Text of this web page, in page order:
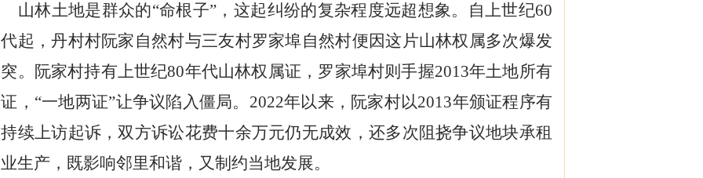
山林土地是群众的“命根子”，这起纠纷的复杂程度远超想象。自上世纪60
起，丹村村阮家自然村与三友村罗家埠自然村便因这片山林权属多次爆发
。阮家村持有上世纪80年代山林权属证，罗家埠村则手握2013年土地所有
，“一地两证”让争议陷入僵局。2022年以来，阮家村以2013年颁证程序有
续上访起诉，双方诉讼花费十余万元仍无成效，还多次阻挠争议地块承租
生产，既影响邻里和谐，又制约当地发展。